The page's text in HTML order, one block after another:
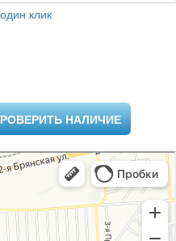
клик
НАЛИЧИЕ